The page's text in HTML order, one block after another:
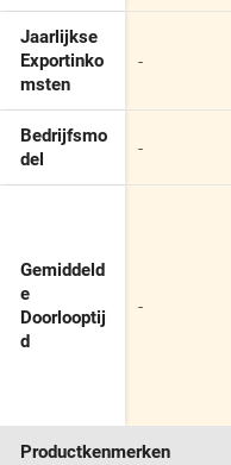
Jaarlijkse
Exportinko
msten
-
Bedrijfsmo
del
-
Gemiddeld
e
Doorlooptij
d
-
Productkenmerken